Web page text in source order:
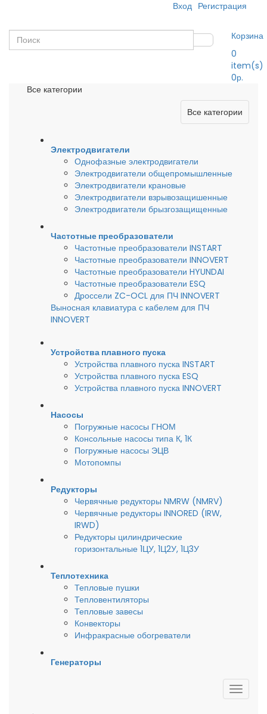
Вход Регистрация
Корзина
0
item(s)
0р.
Все категории
Все категории
Электродвигатели
Однофазные электродвигатели
Электродвигатели общепромышленные
Электродвигатели крановые
Электродвигатели взрывозащишенные
Электродвигатели брызгозащищенные
Частотные преобразователи
Частотные преобразователи INSTART
Частотные преобразователи INNOVERT
Частотные преобразователи HYUNDAI
Частотные преобразователи ESQ
Дроссели ZC-OCL для ПЧ INNOVERT
Выносная клавиатура с кабелем для ПЧ
INNOVERT
Устройства плавного пуска
Устройства плавного пуска INSTART
Устройства плавного пуска ESQ
Устройства плавного пуска INNOVERT
Насосы
Погружные насосы ГНОМ
Консольные насосы типа К, 1К
Погружные насосы ЭЦВ
Мотопомпы
Редукторы
Червячные редукторы NMRW (NMRV)
Червячные редукторы INNORED (IRW,
IRWD)
Редукторы цилиндрические
горизонтальные 1ЦУ, 1Ц2У, 1Ц3У
Теплотехника
Тепловые пушки
Тепловентиляторы
Тепловые завесы
Конвекторы
Инфракрасные обогреватели
Генераторы